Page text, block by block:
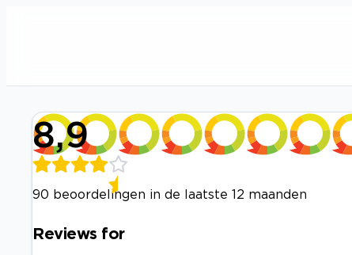
8,9
90 beoordelingen in de laatste 12 maanden
Reviews for